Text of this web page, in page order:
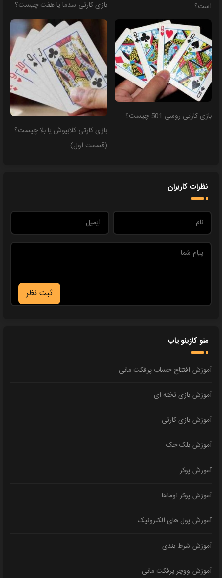
است؟ بازی کارتی سدما یا هفت چیست؟
بازی کارتی روسی 501 چیست؟
بازی کارتی کلابیوش یا بلا چیست؟
(قسمت اول)
نظرات کاربران
ثبت نظر
منو کازینو یاب
آموزش افتتاح حساب پرفکت مانی
آموزش بازی تخته ای
آموزش بازی کارتی
آموزش بلک جک
آموزش پوکر
آموزش پوکر اوماها
آموزش پول های الکترونیک
آموزش شرط بندی
آموزش ووچر پرفکت مانی